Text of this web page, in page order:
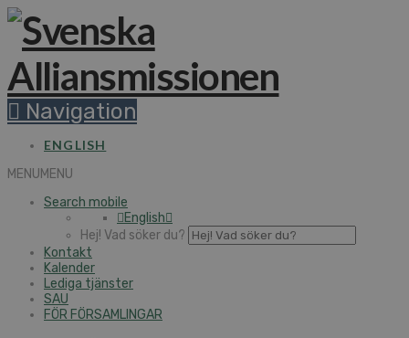
Navigation
ENGLISH
MENUMENU
Search mobile
English
Hej! Vad söker du?
Kontakt
Kalender
Lediga tjänster
SAU
FÖR FÖRSAMLINGAR